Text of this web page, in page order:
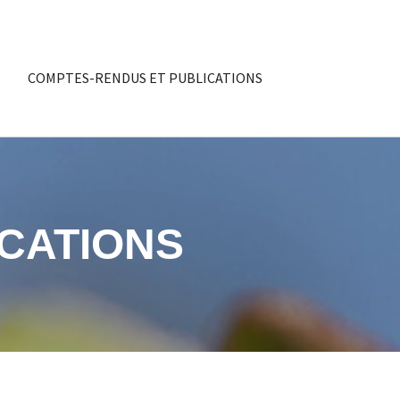
COMPTES-RENDUS ET PUBLICATIONS